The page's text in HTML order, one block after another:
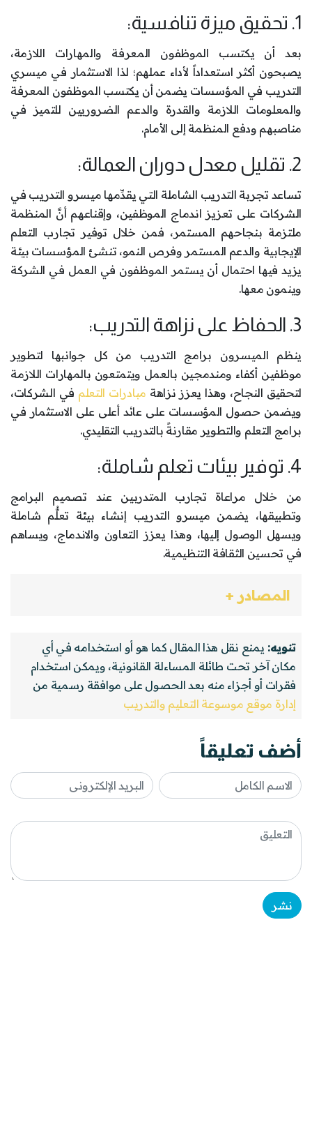
1. تحقيق ميزة تنافسية:
بعد أن يكتسب الموظفون المعرفة والمهارات اللازمة،
يصبحون أكثر استعداداً لأداء عملهم؛ لذا الاستثمار في ميسري
التدريب في المؤسسات يضمن أن يكتسب الموظفون المعرفة
والمعلومات اللازمة والقدرة والدعم الضروريين للتميز في
مناصبهم ودفع المنظمة إلى الأمام.
2. تقليل معدل دوران العمالة:
تساعد تجربة التدريب الشاملة التي يقدِّمها ميسرو التدريب في
الشركات على تعزيز اندماج الموظفين، وإقناعهم أنَّ المنظمة
ملتزمة بنجاحهم المستمر، فمن خلال توفير تجارب التعلم
الإيجابية والدعم المستمر وفرص النمو، تنشئ المؤسسات بيئة
يزيد فيها احتمال أن يستمر الموظفون في العمل في الشركة
وينمون معها.
3. الحفاظ على نزاهة التدريب:
ينظم الميسرون برامج التدريب من كل جوانبها لتطوير
موظفين أكفاء ومندمجين بالعمل ويتمتعون بالمهارات اللازمة
لتحقيق النجاح، وهذا يعزز نزاهة مبادرات التعلم في الشركات،
ويضمن حصول المؤسسات على عائد أعلى على الاستثمار في
برامج التعلم والتطوير مقارنةً بالتدريب التقليدي.
4. توفير بيئات تعلم شاملة:
من خلال مراعاة تجارب المتدربين عند تصميم البرامج
وتطبيقها، يضمن ميسرو التدريب إنشاء بيئة تعلُّم شاملة
ويسهل الوصول إليها، وهذا يعزز التعاون والاندماج، ويساهم
في تحسين الثقافة التنظيمية.
المصادر +
تنويه: يمنع نقل هذا المقال كما هو أو استخدامه في أي
مكان آخر تحت طائلة المساءلة القانونية، ويمكن استخدام
فقرات أو أجزاء منه بعد الحصول على موافقة رسمية من
إدارة موقع موسوعة التعليم والتدريب
أضف تعليقاً
نشر